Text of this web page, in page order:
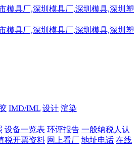
IMD/IML 设计 渲染
设备一览表 环评报告 一般纳税人认
税开票资料 网上看厂 地址电话 在线